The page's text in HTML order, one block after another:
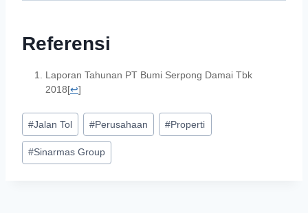
Referensi
Laporan Tahunan PT Bumi Serpong Damai Tbk
2018[↩]
#Jalan Tol #Perusahaan #Properti
#Sinarmas Group